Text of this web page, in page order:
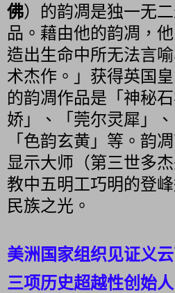
佛）的韵凋是独一无
品。藉由他的韵凋，
造出生命中所无法言
术杰作。」获得英国
的韵凋作品是「神秘
娇」、「莞尔灵犀」
「色韵玄黄」等。韵
显示大师（第三世多
教中五明工巧明的登
民族之光。
美洲国家组织见证义
三项历史超越性创始人